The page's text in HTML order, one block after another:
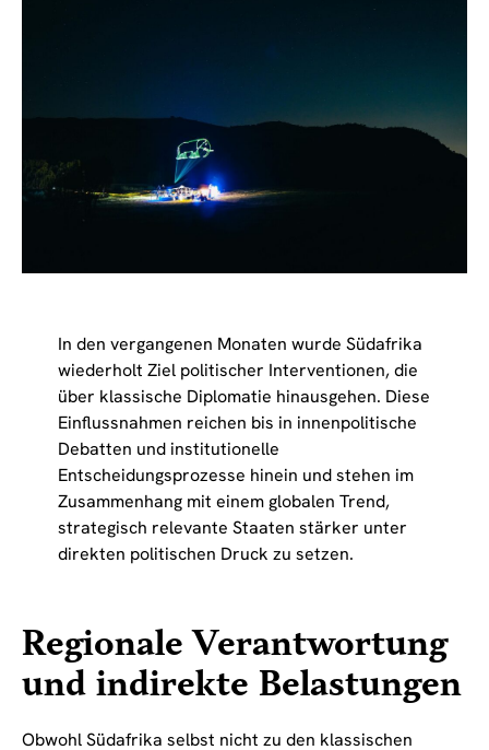
In den vergangenen Monaten wurde Südafrika
wiederholt Ziel politischer Interventionen, die
über klassische Diplomatie hinausgehen. Diese
Einflussnahmen reichen bis in innenpolitische
Debatten und institutionelle
Entscheidungsprozesse hinein und stehen im
Zusammenhang mit einem globalen Trend,
strategisch relevante Staaten stärker unter
direkten politischen Druck zu setzen.
Regionale Verantwortung
und indirekte Belastungen
Obwohl Südafrika selbst nicht zu den klassischen